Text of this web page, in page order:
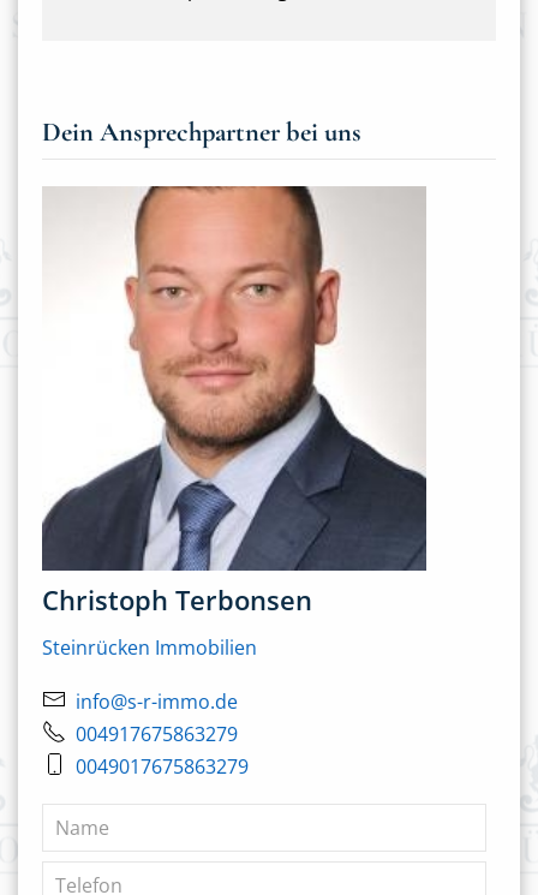
Dein Ansprechpartner bei uns
Christoph Terbonsen
Steinrücken Immobilien
info@s-r-immo.de
004917675863279
0049017675863279